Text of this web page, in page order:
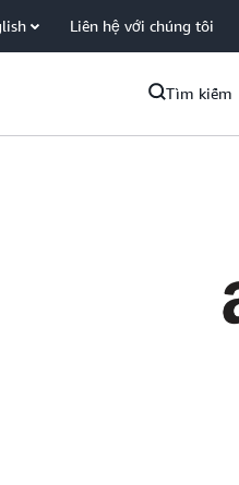
Liên hệ với chúng tôi
Tìm kiếm